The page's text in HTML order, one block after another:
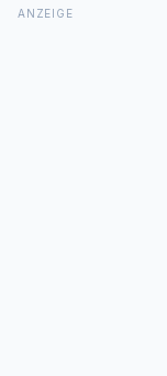
ANZEIGE